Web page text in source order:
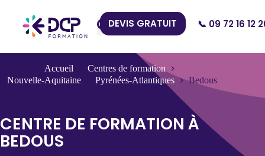
DEVIS GRATUIT 📞 09 72 16 12
Accueil
Centres de formation
Nouvelle-Aquitaine
Pyrénées-Atlantiques Bedous
CENTRE DE FORMATION À
BEDOUS